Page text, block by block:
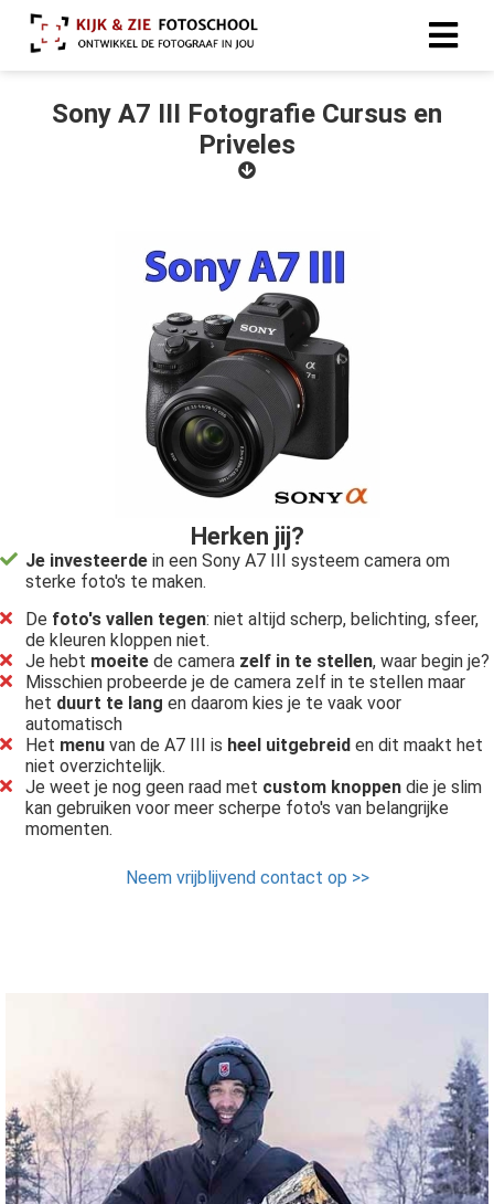
Sony A7 III Fotografie Cursus en
Priveles
Herken jij?
Je investeerdein een Sony A7 III systeem camera om
sterke foto's te maken.
De foto's vallen tegen: niet altijd scherp, belichting, sfeer,
de kleuren kloppen niet.
Je hebt moeitede camera zelf in te stellen, waar begin je?
Misschien probeerde je de camera zelf in te stellen maar
het duurt te lang en daarom kies je te vaak voor
automatisch
Het menu van de A7 III is heel uitgebreid en dit maakt het
niet overzichtelijk.
Je weet je nog geen raad met custom knoppendie je slim
kan gebruiken voor meer scherpe foto's van belangrijke
momenten.
Neem vrijblijvend contact op >>